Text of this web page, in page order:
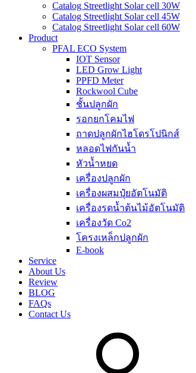
Catalog Streetlight Solar cell 30W
Catalog Streetlight Solar cell 45W
Catalog Streetlight Solar cell 60W
Product
PFAL ECO System
IOT Sensor
LED Grow Light
PPFD Meter
Rockwool Cube
ชั้นปลูกผัก
รอกยกโคมไฟ
ถาดปลูกผักไฮโดรโปนิกส์
หลอดไฟกันน้ำ
หัวน้ำหยด
เครื่องปลูกผัก
เครื่องผสมปุ๋ยอัตโนมัติ
เครื่องรดน้ำต้นไม้อัตโนมัติ
เครื่องวัด Co2
โครงเหล็กปลูกผัก
E-book
Service
About Us
Review
BLOG
FAQs
Contact Us